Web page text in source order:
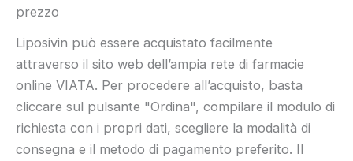
prezzo
Liposivin può essere acquistato facilmente
attraverso il sito web dell’ampia rete di farmacie
online VIATA. Per procedere all’acquisto, basta
cliccare sul pulsante "Ordina", compilare il modulo di
richiesta con i propri dati, scegliere la modalità di
consegna e il metodo di pagamento preferito. Il